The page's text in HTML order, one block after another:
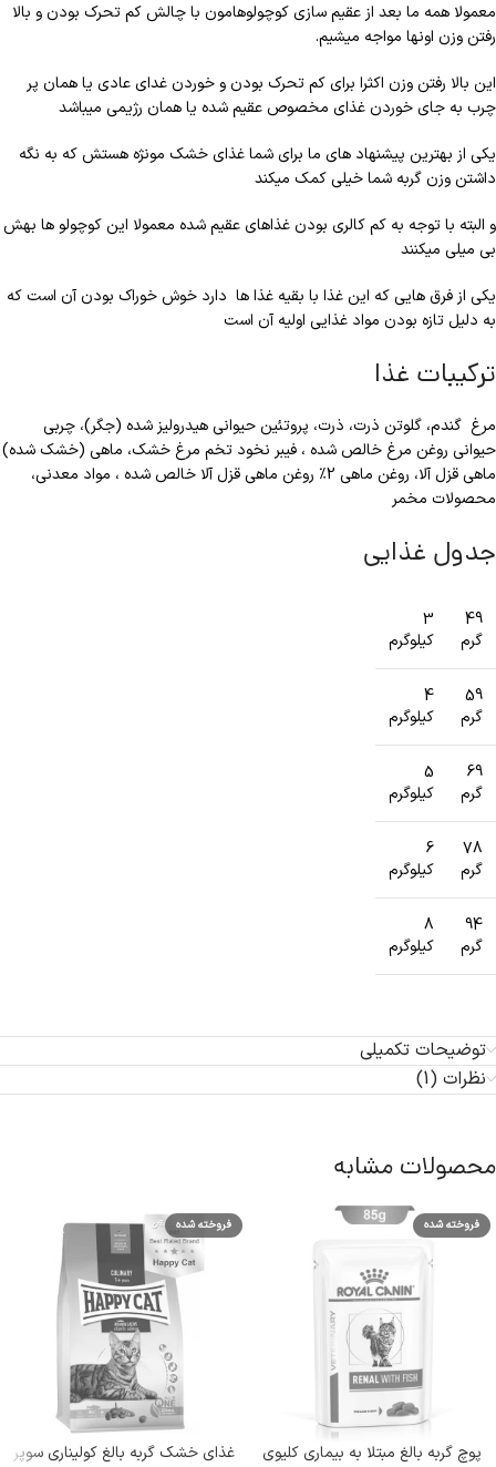
معمولا همه ما بعد از عقیم سازی کوچولوهامون با چالش کم تحرک بودن و بالا
رفتن وزن اونها مواجه میشیم.
این بالا رفتن وزن اکثرا برای کم تحرک بودن و خوردن غدای عادی یا همان پر
چرب به جای خوردن غذای مخصوص عقیم شده یا همان رژیمی میباشد
یکی از بهترین پیشنهاد های ما برای شما غذای خشک مونژه هستش که به نگه
داشتن وزن گربه شما خیلی کمک میکند
و البته با توجه به کم کالری بودن غذاهای عقیم شده معمولا این کوچولو ها بهش
بی میلی میکنند
یکی از فرق هایی که این غذا با بقیه غذا ها دارد خوش خوراک بودن آن است که
به دلیل تازه بودن مواد غذایی اولیه آن است
ترکیبات غذا
مرغ گندم، گلوتن ذرت، ذرت، پروتئین حیوانی هیدرولیز شده (جگر)، چربی
حیوانی روغن مرغ خالص شده ، فیبر نخود تخم مرغ خشک، ماهی (خشک شده)
ماهی قزل آلا، روغن ماهی 2٪ روغن ماهی قزل آلا خالص شده ، مواد معدنی،
محصولات مخمر
جدول غذایی
49
گرم
3
کیلوگرم
59
گرم
4
کیلوگرم
69
گرم
کیلوگرم
78
گرم
6
کیلوگرم
94
گرم
8
کیلوگرم
توضیحات تکمیلی
نظرات (1)
محصولات مشابه
فروخته شده
پوچ گربه بالغ مبتلا به بیماری کلیوی
فروخته شده
غذای خشک گربه بالغ کولیناری سوپر